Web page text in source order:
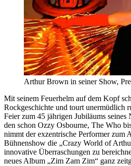
Arthur Brown in seiner Show,
Mit seinem Feuerhelm auf dem Kopf
Rockgeschichte und tourt unermüdlich
Feier zum 45 jährigen Jubiläums seines
den schon Ozzy Osbourne, The Who
nimmt der exzentrische Performer zum
Bühnenshow die „Crazy World of
innovative Überraschungen zu
neues Album „Zim Zam Zim“ ganz